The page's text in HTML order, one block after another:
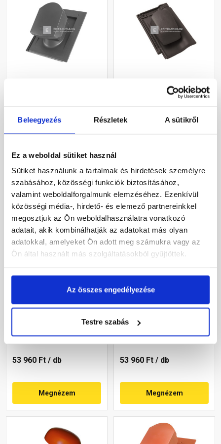
Beleegyezés Részletek A sütikről
Ez a weboldal sütiket használ
Sütiket használunk a tartalmak és hirdetések személyre
szabásához, közösségi funkciók biztosításához,
valamint weboldalforgalmunk elemzéséhez. Ezenkívül
közösségi média-, hirdető- és elemező partnereinkkel
megosztjuk az Ön weboldalhasználatra vonatkozó
adatait, akik kombinálhatják az adatokat más olyan
adatokkal, amelyeket Ön adott meg számukra vagy az
Ön által használt más szolgáltatásokból gyűjtöttek.
Az összes engedélyezése
Testre szabás
Rendelésre
Megnézem
helyiségkiszellőztető
Rendelésre
Megnézem
helyiségszellőző egység
Rendelésre
53 960 Ft / db
Megnézem
Terrán Synus
helyiségszellőző egység
Rendelésre
53 960 Ft / db
Megnézem